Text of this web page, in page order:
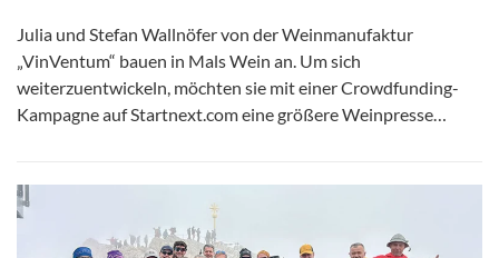
Julia und Stefan Wallnöfer von der Weinmanufaktur
„VinVentum“ bauen in Mals Wein an. Um sich
weiterzuentwickeln, möchten sie mit einer Crowdfunding-
Kampagne auf Startnext.com eine größere Weinpresse…